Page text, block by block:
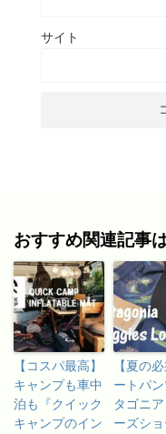
サイト
おすすめ関連記事
【コスパ最高】
キャンプも車中
泊も『クイック
キャンプのイン
【夏の
ートパ
タゴニ
ーズショ